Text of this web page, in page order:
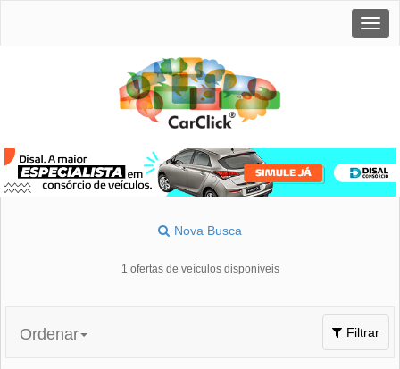
Nova Busca
1 ofertas de veículos disponíveis
Toggle
navigation
Filtrar
Ordenar